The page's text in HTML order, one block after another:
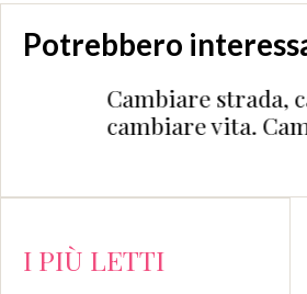
Potrebbero
Cambiare strada,
cambiare vita.
I PIÙ LETTI